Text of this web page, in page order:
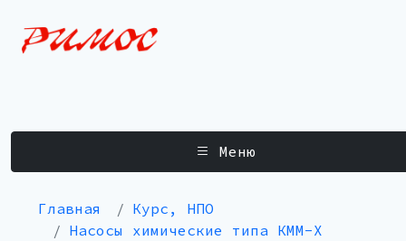
Меню
Главная
Курс, НПО
Насосы химические типа КММ-Х